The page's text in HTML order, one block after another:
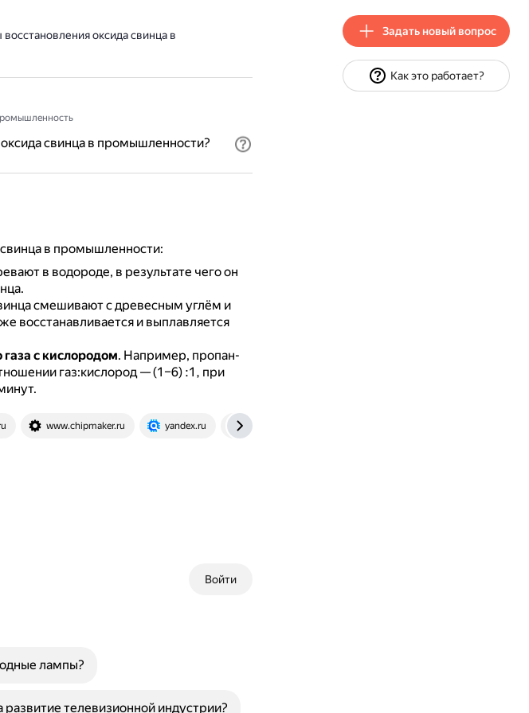
оксида свинца в
свинца в промышленности?
в промышленности:
в водороде, в результате чего он
смешивают с древесным углём и
восстанавливается и выплавляется
с кислородом. Например, пропан-
газ:кислород — (1–6) :1, при
www.chipmaker.ru yandex.ru
Войти
лампы?
телевизионной индустрии?
Задать новый вопрос
Как это работает?